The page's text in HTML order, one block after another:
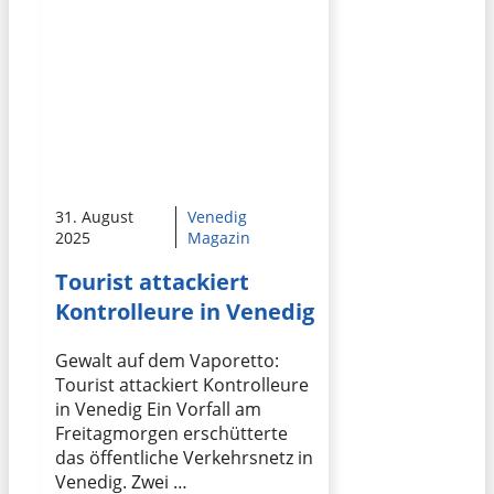
31. August
2025
Venedig
Magazin
Tourist attackiert
Kontrolleure in Venedig
Gewalt auf dem Vaporetto:
Tourist attackiert Kontrolleure
in Venedig Ein Vorfall am
Freitagmorgen erschütterte
das öffentliche Verkehrsnetz in
Venedig. Zwei …